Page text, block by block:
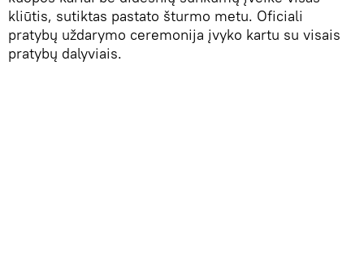
kliūtis, sutiktas pastato šturmo metu. Oficiali
pratybų uždarymo ceremonija įvyko kartu su visais
pratybų dalyviais.